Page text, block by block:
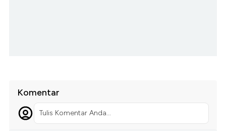
Komentar
Tulis Komentar Anda...